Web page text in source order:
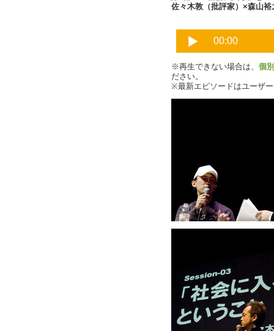
佐々木敦（批評家）×森山
※再生できない場合は、 個
ださい。
※最新エピソードはユーザ